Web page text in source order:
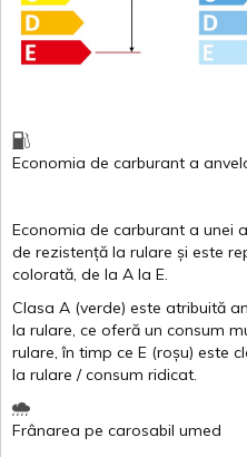
Economia de carburant a
Economia de carburant a unei
de rezistență la rulare și este
colorată, de la A la E.
Clasa A (verde) este atribuită
la rulare, ce oferă un consum
rulare,în timp ce E (roșu) este
la rulare /consum ridicat.
Frânarea pe carosabil umed